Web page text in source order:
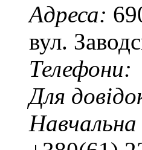
Адреса:
вул.
Телефони:
Для